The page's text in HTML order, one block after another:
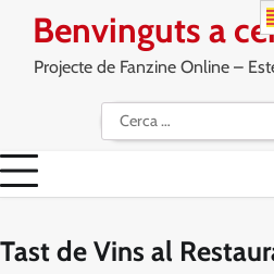
content
Benvinguts a
Projecte de Fanzine Online –
Cerca:
Tast de Vins al